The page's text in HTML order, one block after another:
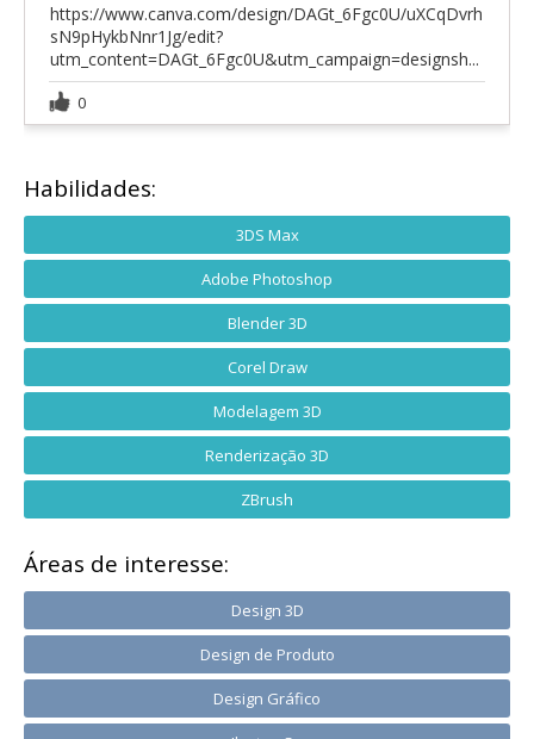
https://www.canva.com/design/DAGt_6Fgc0U/uXCqDvrh
sN9pHykbNnr1Jg/edit?
utm_content=DAGt_6Fgc0U&utm_campaign=designsh...
0
Habilidades:
3DS Max
Adobe Photoshop
Blender 3D
Corel Draw
Modelagem 3D
Renderização 3D
ZBrush
Áreas de interesse:
Design 3D
Design de Produto
Design Gráfico